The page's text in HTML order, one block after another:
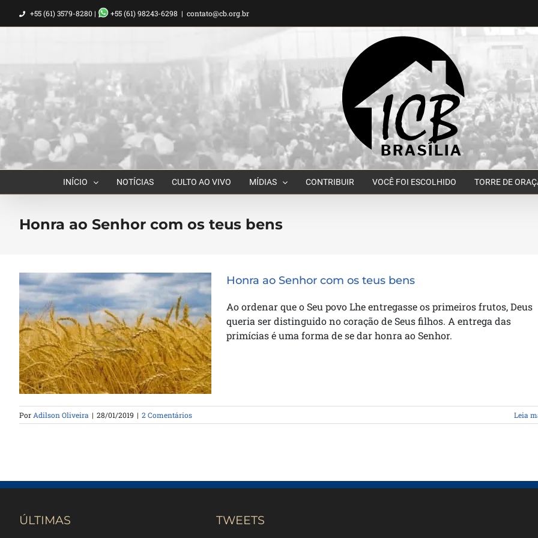
para
+55 (61) 3579-8280 | +55 (61) 98243-6298 | contato@cb.org.br
INÍCIO NOTÍCIAS CULTO AO VIVO MÍDIAS CONTRIBUIR VOCÊ FOI ESCOLHIDO TORRE DE
Honra ao Senhor com os teus bens
Honra ao Senhor com os teus
bens
Honra ao Senhor com os teus bens
Ao ordenar que o Seu povo Lhe entregasse os primeiros frutos, Deus
queria ser distinguido no coração de Seus filhos. A entrega das
primícias é uma forma de se dar honra ao Senhor.
Por Adilson Oliveira | 28/01/2019 | 2 Comentários Leia
ÚLTIMAS TWEETS